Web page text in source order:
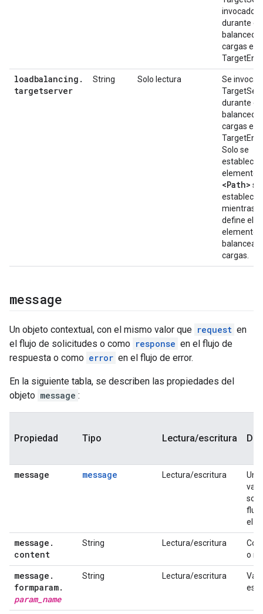
invocado
durante el
balanceo
cargas en
loadbalancing .
targetserver
String Solo lectura
Se invoca
durante el
balanceo
cargas en
Solo se
establece
elemento
<Path> se
establece
mientras
define el
elemento
cargas.
message
Un objeto contextual, con el mismo valor que request en
el flujo de solicitudes o como response en el flujo de
respuesta o como error en el flujo de error.
En la siguiente tabla, se describen las propiedades del
objeto message :
Propiedad Tipo Lectura/escritura
message message Lectura/escritura
Un
el
message .
content
String Lectura/escritura
o
message .
formparam.
param_ name
String Lectura/escritura